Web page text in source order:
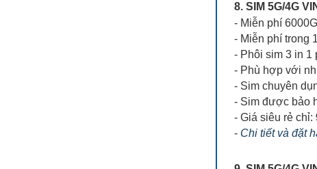
8. SIM 5G/4G
- Miễn phí
- Miễn phí trong
- Phôi sim 3 in 1
- Phù hợp với
- Sim chuyên
- Sim được bảo
- Giá siêu rẻ chỉ:
- Chi tiết và đặt